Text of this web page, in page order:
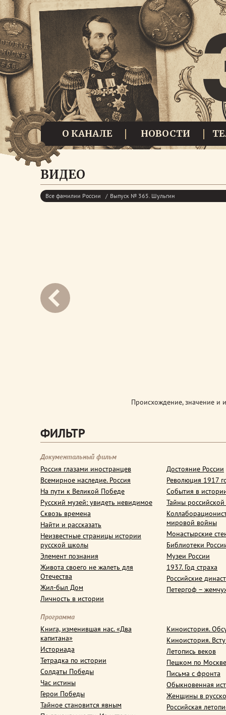
О КАНАЛЕ НОВОСТИ
ВИДЕО
Все фамилии России Выпуск № 365. Шульгин
Происхождение, значение и
ФИЛЬТР
Документальный фильм
Россия глазами иностранцев
Всемирное наследие. Россия
На пути к Великой Победе
Русский музей: увидеть невидимое
Сквозь времена
Найти и рассказать
Неизвестные страницы истории
русской школы
Элемент познания
Живота своего не жалеть для
Отечества
Жил-был Дом
Личность в истории
Достояние России
Революция 1917
События в
Тайны
мировой войны
Монастырские
Библиотеки
Музеи России
1937. Год страха
Российские
Петергоф –
Программа
Книга, изменившая нас. «Два
капитана»
Историада
Тетрадка по истории
Солдаты Победы
Час истины
Герои Победы
Тайное становится явным
Киноистория.
Киноистория.
Летопись веков
Пешком по Москве
Письма с фронта
Обыкновенная
Женщины в
Российская